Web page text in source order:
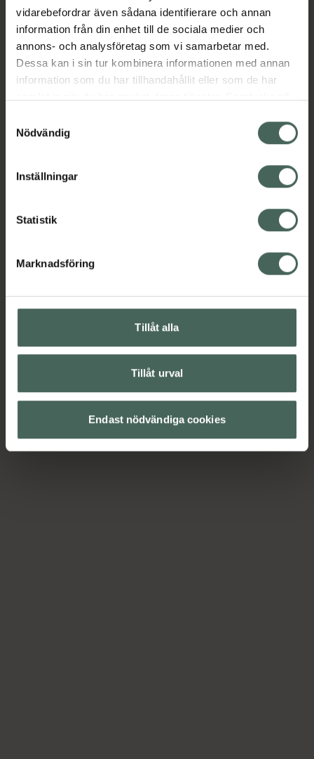
vidarebefordrar även sådana identifierare och annan
information från din enhet till de sociala medier och
annons- och analysföretag som vi samarbetar med.
Dessa kan i sin tur kombinera informationen med annan
information som du har tillhandahållit eller som de har
återkalla ditt samtycke via webbplatsens
cookieinställningar. Ett återkallat samtycke påverkar inte
lagligheten av behandling som skett innan återkallelsen.
Nödvändig
Inställningar
Statistik
Marknadsföring
Tillåt alla
Tillåt urval
Endast nödvändiga cookies